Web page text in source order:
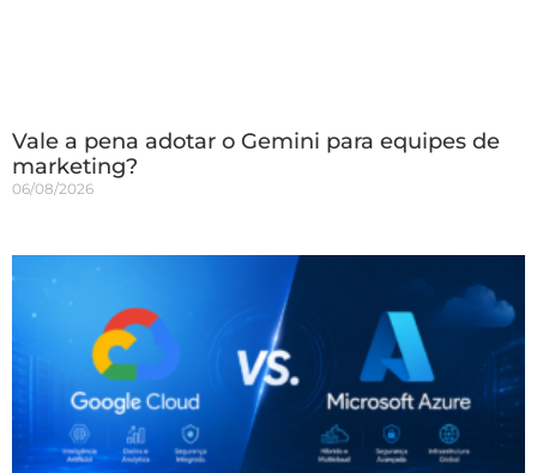
Vale a pena adotar o Gemini para equipes de
marketing?
06/08/2026